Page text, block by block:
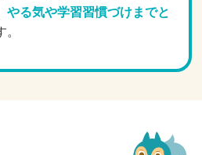
やる気や学習習慣づけまでと
。